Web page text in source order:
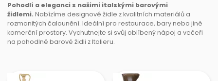
Pohodlí a eleganci s našimi italskými barovými
židlemi. Nabízíme designové židle z kvalitních materiálů a
rozmanitých čalounění. Ideální pro restaurace, bary nebo jiné
komerční prostory. Vychutnejte si svůj oblíbený nápoj a večeři
na pohodlné barové židli z Italieru.